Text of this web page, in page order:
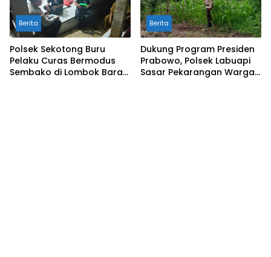
Berita
Polsek Sekotong Buru
Pelaku Curas Bermodus
Sembako di Lombok Barat,
Berita
Dukung Program Presiden
Prabowo, Polsek Labuapi
Sasar Pekarangan Warga